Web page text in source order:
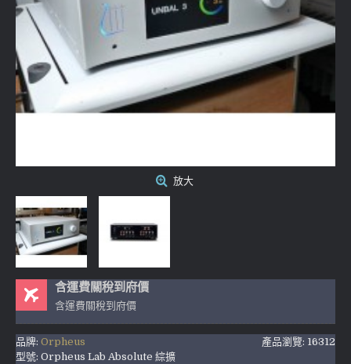
放大
含運費關稅到府價
含運費關稅到府價
產品瀏覽: 16312
品牌: Orpheus
型號: Orpheus Lab Absolute 綜擴